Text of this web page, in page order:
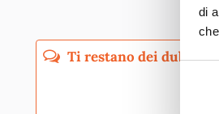
di